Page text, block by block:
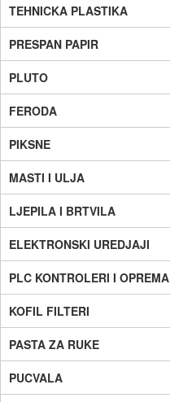
TEHNICKA PLASTIKA
PRESPAN PAPIR
PLUTO
FERODA
PIKSNE
MASTI I ULJA
LJEPILA I BRTVILA
ELEKTRONSKI UREDJAJI
PLC KONTROLERI I OPREMA
KOFIL FILTERI
PASTA ZA RUKE
PUCVALA